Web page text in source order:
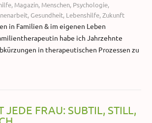
, Magazin, Menschen, Psychologie,
,Gesundheit, Lebenshilfe,Zukunft
in Familien & im eigenen Leben
habe ich Jahrzehnte
in therapeutischen Prozessen zu
JEDE FRAU: SUBTIL, STILL,